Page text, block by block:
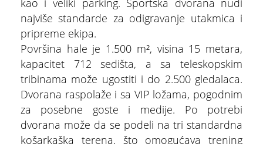
kao i veliki parking. Sportska dvorana nudi
najviše standarde za odigravanje utakmica i
pripreme ekipa.
Površina hale je 1.500 m², visina 15 metara,
kapacitet 712 sedišta, a sa teleskopskim
tribinama može ugostiti i do 2.500 gledalaca.
Dvorana raspolaže i sa VIP ložama, pogodnim
za posebne goste i medije. Po potrebi
dvorana može da se podeli na tri standardna
košarkaška terena, što omogućava trening